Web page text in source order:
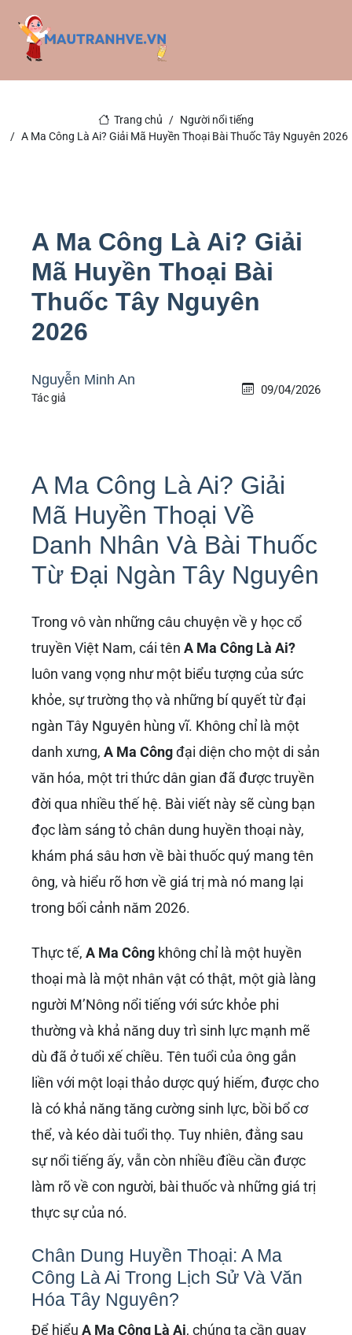
Trang chủ
Người nổi tiếng
A Ma Công Là Ai? Giải Mã Huyền Thoại Bài Thuốc Tây Nguyên 2026
A Ma Công Là Ai? Giải
Mã Huyền Thoại Bài
Thuốc Tây Nguyên
2026
Nguyễn Minh An
Tác giả
09/04/2026
A Ma Công Là Ai? Giải
Mã Huyền Thoại Về
Danh Nhân Và Bài Thuốc
Từ Đại Ngàn Tây Nguyên
Trong vô vàn những câu chuyện về y học cổ
truyền Việt Nam, cái tên A Ma Công Là Ai?
luôn vang vọng như một biểu tượng của sức
khỏe, sự trường thọ và những bí quyết từ đại
ngàn Tây Nguyên hùng vĩ. Không chỉ là một
danh xưng, A Ma Côngđại diện cho một di sản
văn hóa, một tri thức dân gian đã được truyền
đời qua nhiều thế hệ. Bài viết này sẽ cùng bạn
đọc làm sáng tỏ chân dung huyền thoại này,
khám phá sâu hơn về bài thuốc quý mang tên
ông, và hiểu rõ hơn về giá trị mà nó mang lại
trong bối cảnh năm 2026.
Thực tế, A Ma Công không chỉ là một huyền
thoại mà là một nhân vật có thật, một già làng
người M’Nông nổi tiếng với sức khỏe phi
thường và khả năng duy trì sinh lực mạnh mẽ
dù đã ở tuổi xế chiều. Tên tuổi của ông gắn
liền với một loại thảo dược quý hiếm, được cho
là có khả năng tăng cường sinh lực, bồi bổ cơ
thể, và kéo dài tuổi thọ. Tuy nhiên, đằng sau
sự nổi tiếng ấy, vẫn còn nhiều điều cần được
làm rõ về con người, bài thuốc và những giá trị
thực sự của nó.
Chân Dung Huyền Thoại: A Ma
Công Là Ai Trong Lịch Sử Và Văn
Hóa Tây Nguyên?
Để hiểu A Ma Công Là Ai, chúng ta cần quay